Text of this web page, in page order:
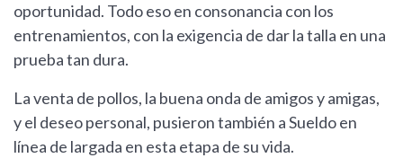
oportunidad. Todo eso en consonancia con los
entrenamientos, con la exigencia de dar la talla en una
prueba tan dura.
La venta de pollos, la buena onda de amigos y amigas,
y el deseo personal, pusieron también a Sueldo en
línea de largada en esta etapa de su vida.